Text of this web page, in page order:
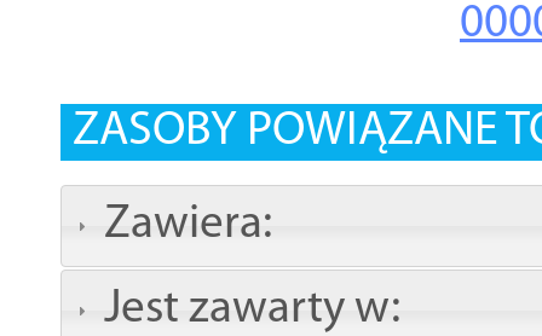
ZASOBY POWIĄZANE
Zawiera:
Jest zawarty w: